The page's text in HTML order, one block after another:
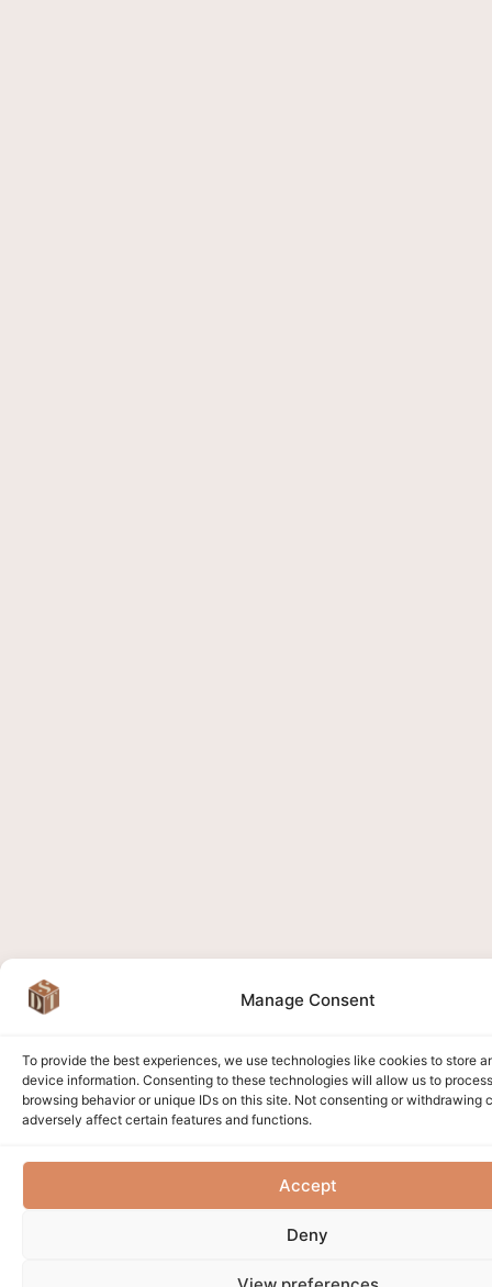
Manage Consent
To provide the best experiences, we use technologies like cookies to store
device information. Consenting to these technologies will allow us to
browsing behavior or unique IDs on this site. Not consenting or withdrawing
adversely affect certain features and functions.
Accept
Deny